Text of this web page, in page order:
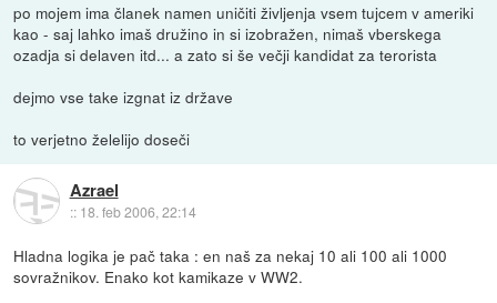
po mojem ima članek namen uničiti življenja vsem tujcem v ameriki
kao - saj lahko imaš družino in si izobražen, nimaš vberskega
ozadja si delaven itd... a zato si še večji kandidat za terorista
dejmo vse take izgnat iz države
to verjetno želelijo doseči
Azrael
:: 18. feb 2006, 22:14
Hladna logika je pač taka : en naš za nekaj 10 ali 100 ali 1000
sovražnikov. Enako kot kamikaze v WW2.